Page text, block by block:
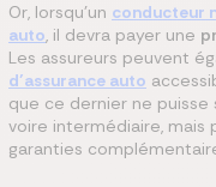
Or, lorsqu’un conducteur
auto, il devra payer une
Les assureurs peuvent
d’assurance auto
que ce dernier ne puisse
voire intermédiaire, mais
garanties